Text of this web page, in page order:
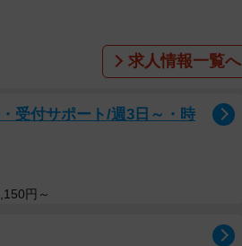
求人情報一覧へ
受付サポート/週3日～・時
円～